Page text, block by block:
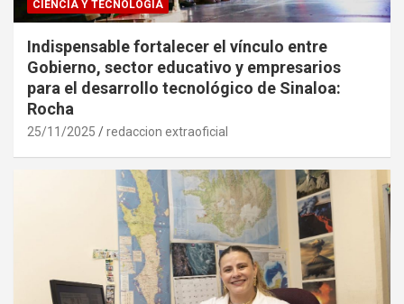
CIENCIA Y TECNOLOGÍA
Indispensable fortalecer el vínculo entre
Gobierno, sector educativo y empresarios
para el desarrollo tecnológico de Sinaloa:
Rocha
25/11/2025 redaccion extraoficial